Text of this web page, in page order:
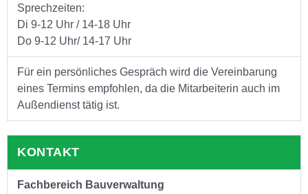
Sprechzeiten:
Di 9-12 Uhr / 14-18 Uhr
Do 9-12 Uhr/ 14-17 Uhr
Für ein persönliches Gespräch wird die Vereinbarung
eines Termins empfohlen, da die Mitarbeiterin auch im
Außendienst tätig ist.
KONTAKT
Fachbereich Bauverwaltung